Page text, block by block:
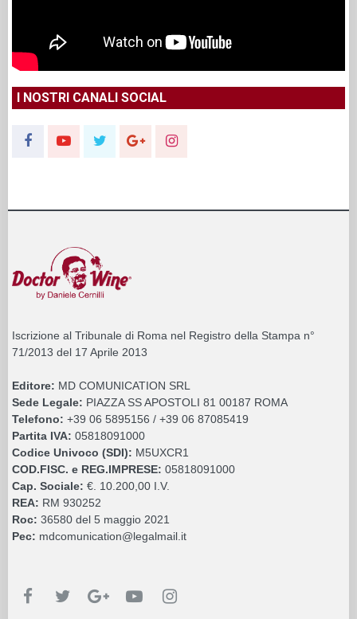
I NOSTRI CANALI SOCIAL
Iscrizione al Tribunale di Roma nel Registro della Stampa n°
71/2013 del 17 Aprile 2013
Editore: MD COMUNICATION SRL
Sede Legale: PIAZZA SS APOSTOLI 81 00187 ROMA
Telefono: +39 06 5895156 / +39 06 87085419
Partita IVA: 05818091000
Codice Univoco (SDI): M5UXCR1
COD.FISC. e REG.IMPRESE: 05818091000
Cap. Sociale: €. 10.200,00 I.V.
REA: RM 930252
Roc: 36580 del 5 maggio 2021
Pec: mdcomunication@legalmail.it